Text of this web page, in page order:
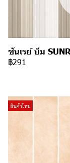
ซันเรย์ บีม
฿291
สินค้าใหม่